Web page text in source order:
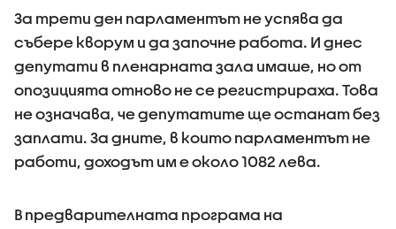
За трети ден парламентът не успява да
събере кворум и да започне работа. И днес
депутати в пленарната зала имаше, но от
опозицията отново не се регистрираха. Това
не означава, че депутатите ще останат без
заплати. За дните, в които парламентът не
работи, доходът им е около 1082 лева.
В предварителната програма на